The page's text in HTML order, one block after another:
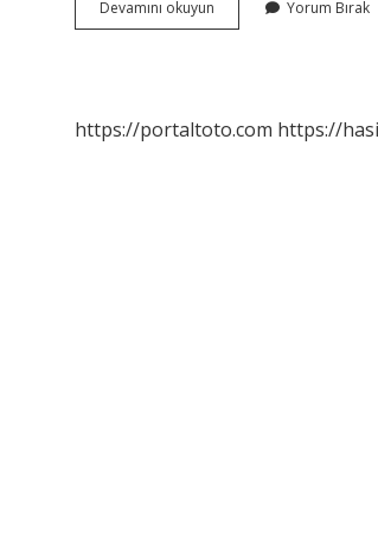
Devamını okuyun
Gelin
Yorum Bırak
https://portaltoto.com https://